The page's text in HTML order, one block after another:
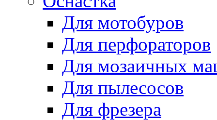
Для мотобуров
Для перфораторов
Для мозаичных
Для пылесосов
Для фрезера